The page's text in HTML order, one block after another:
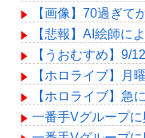
【画像】70過ぎ
【悲報】AI絵師に
【うおむすめ】9/
【ホロライブ】月
【ホロライブ】急
一番手Vグループ